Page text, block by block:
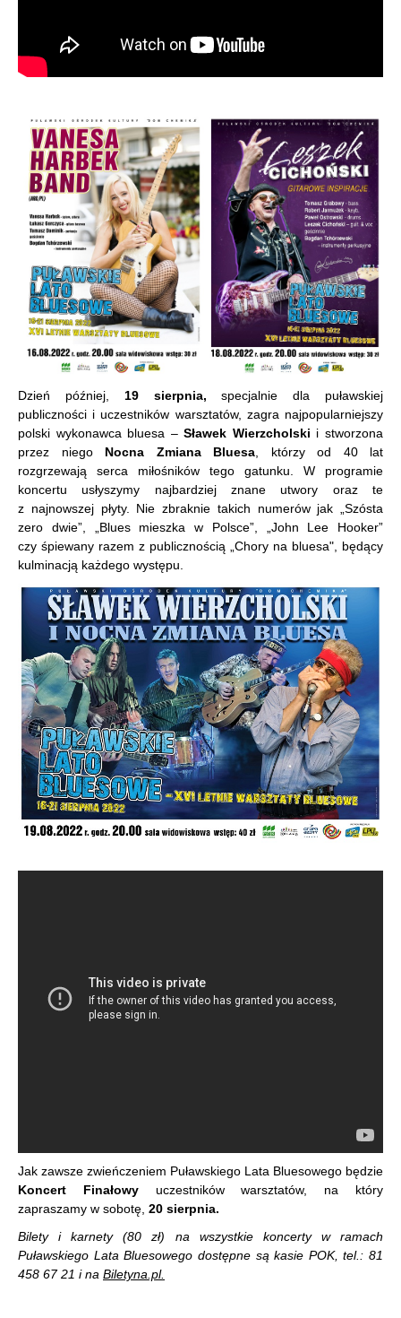
Dzień później, 19 sierpnia,specjalnie dla puławskiej
publiczności i uczestników warsztatów, zagra najpopularniejszy
polski wykonawca bluesa –Sławek Wierzcholski i stworzona
przez niego Nocna Zmiana Bluesa , którzy od 40 lat
rozgrzewają serca miłośników tego gatunku. W programie
koncertu usłyszymy najbardziej znane utwory oraz te
z najnowszej płyty. Nie zbraknie takich numerów jak „Szósta
zero dwie”, „Blues mieszka w Polsce”, „John Lee Hooker”
czy śpiewany razem z publicznością „Chory na bluesa", będący
kulminacją każdego występu.
Jak zawsze zwieńczeniem Puławskiego Lata Bluesowego będzie
Koncert Finałowyuczestników warsztatów, na który
zapraszamy w sobotę, 20 sierpnia.
Bilety i karnety (80 zł) na wszystkie koncerty w ramach
Puławskiego Lata Bluesowego dostępne są kasie POK, tel.: 81
458 67 21 i na Biletyna.pl.